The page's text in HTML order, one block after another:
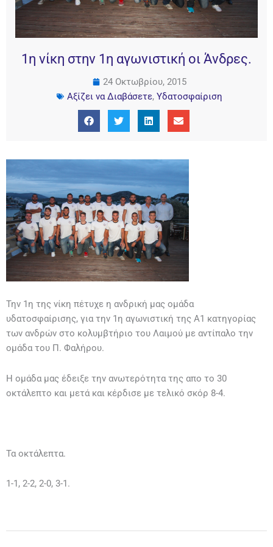
1η νίκη στην 1η αγωνιστική οι Άνδρες.
24 Οκτωβρίου, 2015
Αξίζει να Διαβάσετε, Υδατοσφαίριση
Την 1η της νίκη πέτυχε η ανδρική μας ομάδα
υδατοσφαίρισης, για την 1η αγωνιστική της Α1 κατηγορίας
των ανδρών στο κολυμβτήριο του Λαιμού με αντίπαλο την
ομάδα του Π. Φαλήρου.
Η ομάδα μας έδειξε την ανωτερότητα της απο το 30
οκτάλεπτο και μετά και κέρδισε με τελικό σκόρ 8-4.
Τα οκτάλεπτα.
1-1, 2-2, 2-0, 3-1.